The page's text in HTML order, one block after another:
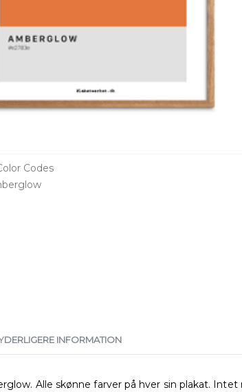
INFORMATION
Alle skønne farver på hver sin plakat.